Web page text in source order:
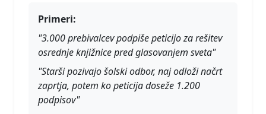
Primeri:
"3.000 prebivalcev podpiše peticijo za rešitev
osrednje knjižnice pred glasovanjem sveta"
"Starši pozivajo šolski odbor, naj odloži načrt
zaprtja, potem ko peticija doseže 1.200
podpisov"